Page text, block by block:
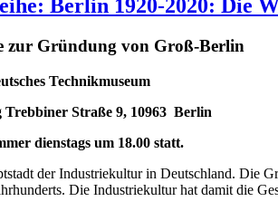
Berlin 1920-2020: Die
zur Gründung von Groß-Berlin
Technikmuseum
Trebbiner Straße 9, 10963 Berlin
dienstags um 18.00 statt.
der Industriekultur in Deutschland. Die
Die Industriekultur hat damit die